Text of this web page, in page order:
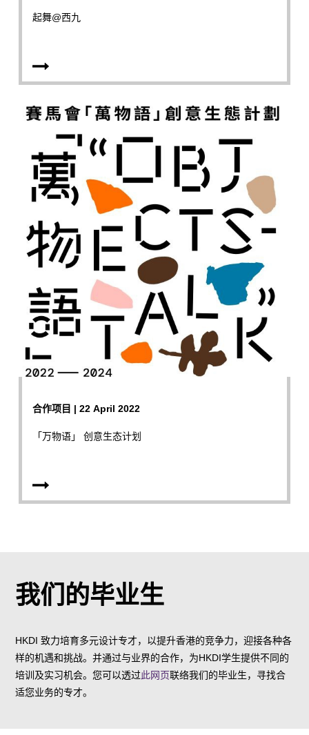
起舞@西九
合作项目 | 22 April 2022
「万物语」 创意生态计划
我们的毕业生
HKDI 致力培育多元设计专才，以提升香港的竞争力，迎接各种各
样的机遇和挑战。并通过与业界的合作，为HKDI学生提供不同的
培训及实习机会。您可以透过此网页联络我们的毕业生，寻找合
适您业务的专才。